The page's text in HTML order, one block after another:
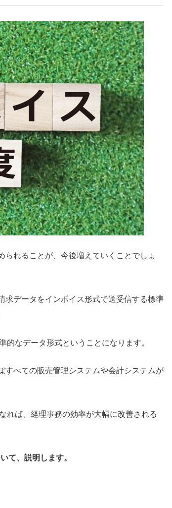
れることが、今後増えていくことでしょ
求データをインボイス形式で送受信する標準
なデータ形式ということになります。
すべての販売管理システムや会計システムが
れば、経理事務の効率が大幅に改善される
て、説明します。